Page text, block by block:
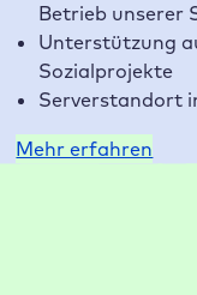
Betrieb unserer
Unterstützung
Sozialprojekte
Serverstandort
Mehr erfahren